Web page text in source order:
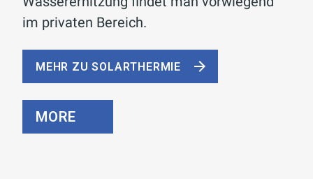
im privaten Bereich.
MEHR ZU SOLARTHERMIE
MORE